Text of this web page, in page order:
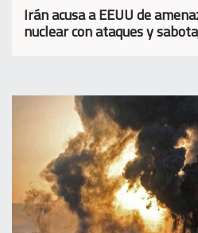
Irán acusa a EEUU de
nuclear con ataques y